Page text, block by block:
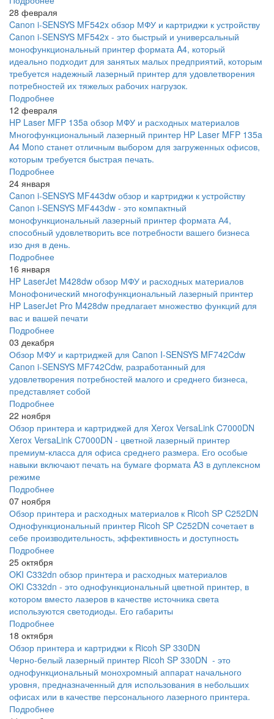
28 февраля
Canon i-SENSYS MF542x обзор МФУ и картриджи к устройству
Canon i-SENSYS MF542x - это быстрый и универсальный
монофункциональный принтер формата A4, который
идеально подходит для занятых малых предприятий, которым
требуется надежный лазерный принтер для удовлетворения
потребностей их тяжелых рабочих нагрузок.
Подробнее
12 февраля
HP Laser MFP 135a обзор МФУ и расходных материалов
Многофункциональный лазерный принтер HP Laser MFP 135a
A4 Mono станет отличным выбором для загруженных офисов,
которым требуется быстрая печать.
Подробнее
24 января
Canon i-SENSYS MF443dw обзор и картриджи к устройству
Canon i-SENSYS MF443dw - это компактный
монофункциональный лазерный принтер формата А4,
способный удовлетворить все потребности вашего бизнеса
изо дня в день.
Подробнее
16 января
HP LaserJet M428dw обзор МФУ и расходных материалов
Монофонический многофункциональный лазерный принтер
HP LaserJet Pro M428dw предлагает множество функций для
вас и вашей печати
Подробнее
03 декабря
Обзор МФУ и картриджей для Canon I-SENSYS MF742Cdw
Canon i-SENSYS MF742Cdw, разработанный для
удовлетворения потребностей малого и среднего бизнеса,
представляет собой
Подробнее
22 ноября
Обзор принтера и картриджей для Xerox VersaLink C7000DN
Xerox VersaLink C7000DN - цветной лазерный принтер
премиум-класса для офиса среднего размера. Его особые
навыки включают печать на бумаге формата A3 в дуплексном
режиме
Подробнее
07 ноября
Обзор принтера и расходных материалов к Ricoh SP C252DN
Однофункциональный принтер Ricoh SP C252DN сочетает в
себе производительность, эффективность и доступность
Подробнее
25 октября
OKI C332dn обзор принтера и расходных материалов
OKI C332dn - это однофункциональный цветной принтер, в
котором вместо лазеров в качестве источника света
используются светодиоды. Его габариты
Подробнее
18 октября
Обзор принтера и картриджи к Ricoh SP 330DN
Черно-белый лазерный принтер Ricoh SP 330DN - это
однофункциональный монохромный аппарат начального
уровня, предназначенный для использования в небольших
офисах или в качестве персонального лазерного принтера.
Подробнее